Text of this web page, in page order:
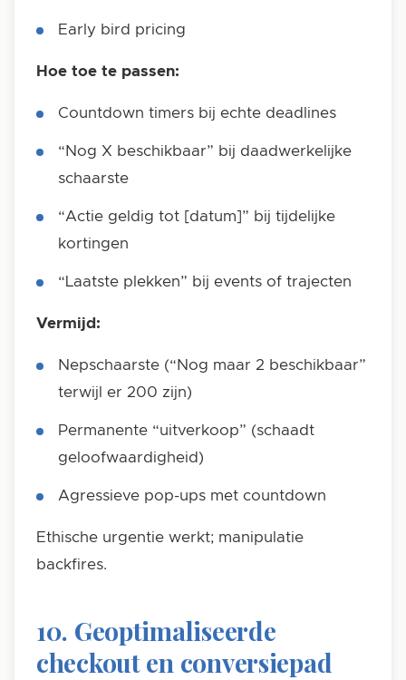
Early bird pricing
Hoe toe te passen:
Countdown timers bij echte deadlines
“Nog X beschikbaar” bij daadwerkelijke
schaarste
“Actie geldig tot [datum]” bij tijdelijke
kortingen
“Laatste plekken” bij events of trajecten
Vermijd:
Nepschaarste (“Nog maar 2 beschikbaar”
terwijl er 200 zijn)
Permanente “uitverkoop” (schaadt
geloofwaardigheid)
Agressieve pop-ups met countdown
Ethische urgentie werkt; manipulatie
backfires.
10. Geoptimaliseerde
checkout en conversiepad